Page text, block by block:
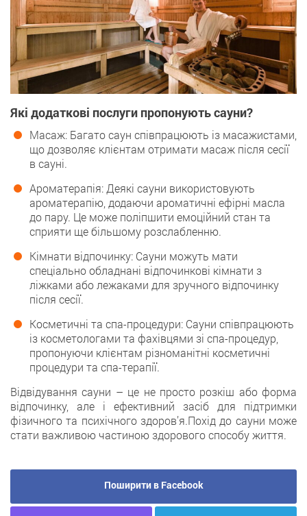
Які додаткові послуги пропонують сауни?
Масаж: Багато саун співпрацюють із масажистами,
що дозволяє клієнтам отримати масаж після сесії
в сауні.
Ароматерапія: Деякі сауни використовують
ароматерапію, додаючи ароматичні ефірні масла
до пару. Це може поліпшити емоційний стан та
сприяти ще більшому розслабленню.
Кімнати відпочинку: Сауни можуть мати
спеціально обладнані відпочинкові кімнати з
ліжками або лежаками для зручного відпочинку
після сесії.
Косметичні та спа-процедури: Сауни співпрацюють
із косметологами та фахівцями зі спа-процедур,
пропонуючи клієнтам різноманітні косметичні
процедури та спа-терапії.
Відвідування сауни – це не просто розкіш або форма
відпочинку, але і ефективний засіб для підтримки
фізичного та психічного здоров’я.Похід до сауни може
стати важливою частиною здорового способу життя.
Поширити в Facebook